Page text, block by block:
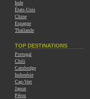
Inde
États-Unis
Chine
Espagne
Thaïlande
TOP DESTINATIONS
Portugal
Chili
Cambodge
Indonésie
Cap-Vert
Japon
Pérou